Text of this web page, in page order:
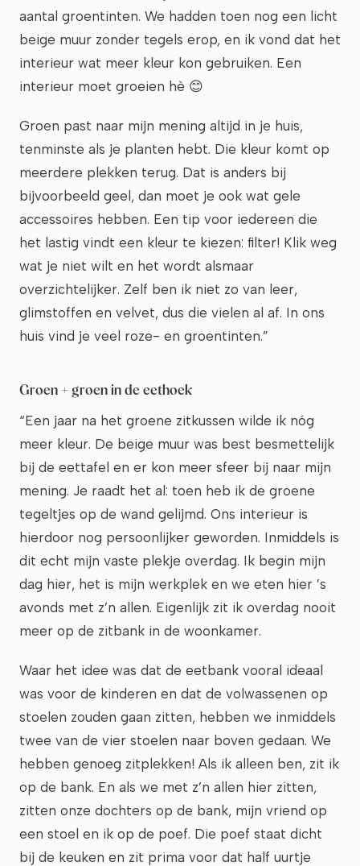
aantal groentinten. We hadden toen nog een licht
beige muur zonder tegels erop, en ik vond dat het
interieur wat meer kleur kon gebruiken. Een
interieur moet groeien hè 😊
Groen past naar mijn mening altijd in je huis,
tenminste als je planten hebt. Die kleur komt op
meerdere plekken terug. Dat is anders bij
bijvoorbeeld geel, dan moet je ook wat gele
accessoires hebben. Een tip voor iedereen die
het lastig vindt een kleur te kiezen: filter! Klik weg
wat je niet wilt en het wordt alsmaar
overzichtelijker. Zelf ben ik niet zo van leer,
glimstoffen en velvet, dus die vielen al af. In ons
huis vind je veel roze- en groentinten.”
Groen + groen in de eethoek
“Een jaar na het groene zitkussen wilde ik nóg
meer kleur. De beige muur was best besmettelijk
bij de eettafel en er kon meer sfeer bij naar mijn
mening. Je raadt het al: toen heb ik de groene
tegeltjes op de wand gelijmd. Ons interieur is
hierdoor nog persoonlijker geworden. Inmiddels is
dit echt mijn vaste plekje overdag. Ik begin mijn
dag hier, het is mijn werkplek en we eten hier ’s
avonds met z’n allen. Eigenlijk zit ik overdag nooit
meer op de zitbank in de woonkamer.
Waar het idee was dat de eetbank vooral ideaal
was voor de kinderen en dat de volwassenen op
stoelen zouden gaan zitten, hebben we inmiddels
twee van de vier stoelen naar boven gedaan. We
hebben genoeg zitplekken! Als ik alleen ben, zit ik
op de bank. En als we met z’n allen hier zitten,
zitten onze dochters op de bank, mijn vriend op
een stoel en ik op de poef. Die poef staat dicht
bij de keuken en zit prima voor dat half uurtje